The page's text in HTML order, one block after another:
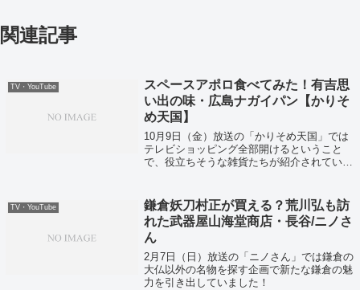
関連記事
TV・YouTube
スペースアポロ食べてみた！有吉思
い出の味・広島ナガイパン【かりそ
め天国】
10月9日（金）放送の「かりそめ天国」では
テレビショッピング全部開けるということ
で、役立ちそうな雑貨たちが紹介されていま
TV・YouTube
鎌倉妖刀村正が買える？荒川弘も訪
れた武器屋山海堂商店・長谷/ニノさ
ん
2月7日（日）放送の「ニノさん」では鎌倉の
大仏以外の名物を探す企画で新たな鎌倉の魅
力を引き出していました！